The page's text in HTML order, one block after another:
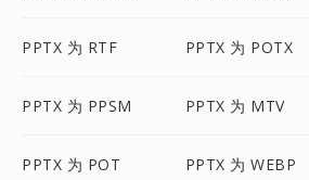
PPTX 为 RTF PPTX 为 POTX
PPTX 为 PPSM PPTX 为 MTV
PPTX 为 POT PPTX 为 WEBP